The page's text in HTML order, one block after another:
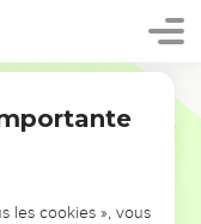
les cookies », vous